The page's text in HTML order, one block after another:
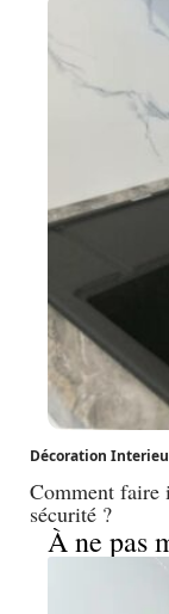
Décoration
Comment faire
sécurité ?
À ne pas